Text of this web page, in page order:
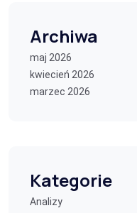
Archiwa
maj 2026
kwiecień 2026
marzec 2026
Kategorie
Analizy